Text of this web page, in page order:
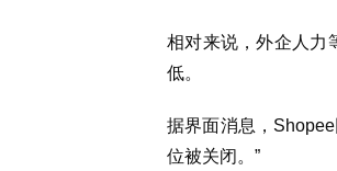
相对来说，外企人力
低。
据界面消息，
位被关闭。”